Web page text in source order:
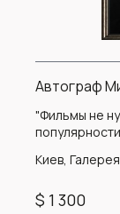
Автограф
"Фильмы не
Киев, Галерея
$ 1 300